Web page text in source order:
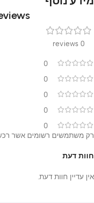
0 reviews
0
0
0
0
0
חוות דעת
אין עדיין חוות דעת.
רק משתמשים רשומים אשר